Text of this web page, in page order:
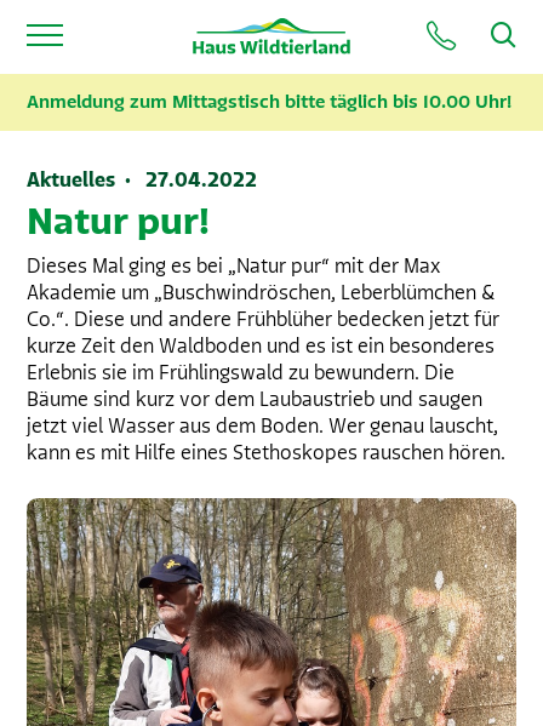
Anmeldung zum Mittagstisch bitte täglich bis 10.00 Uhr!
Aktuelles · 27.04.2022
Natur pur!
Dieses Mal ging es bei „Natur pur“ mit der Max
Akademie um „Buschwindröschen, Leberblümchen &
Co.“. Diese und andere Frühblüher bedecken jetzt für
kurze Zeit den Waldboden und es ist ein besonderes
Erlebnis sie im Frühlingswald zu bewundern. Die
Bäume sind kurz vor dem Laubaustrieb und saugen
jetzt viel Wasser aus dem Boden. Wer genau lauscht,
kann es mit Hilfe eines Stethoskopes rauschen hören.